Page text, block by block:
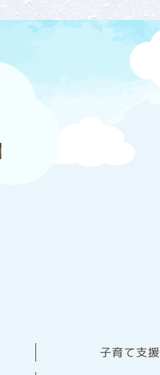
子育て支援